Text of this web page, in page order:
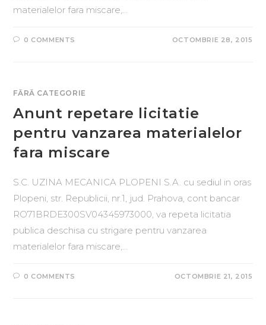
materialelor fara miscare,…
0 COMMENTS OCTOMBRIE 28, 2015
FĂRĂ CATEGORIE
Anunt repetare licitatie
pentru vanzarea materialelor
fara miscare
S.C. UZINA MECANICA PLOPENI S.A. cu sediul in oras
Plopeni, str. Republicii, nr.1, jud. Prahova, cont bancar
RO71BRDE300SV04345973000, va repeta licitatia
publica deschisa cu strigare pentru vanzarea
materialelor fara miscare,…
0 COMMENTS OCTOMBRIE 21, 2015